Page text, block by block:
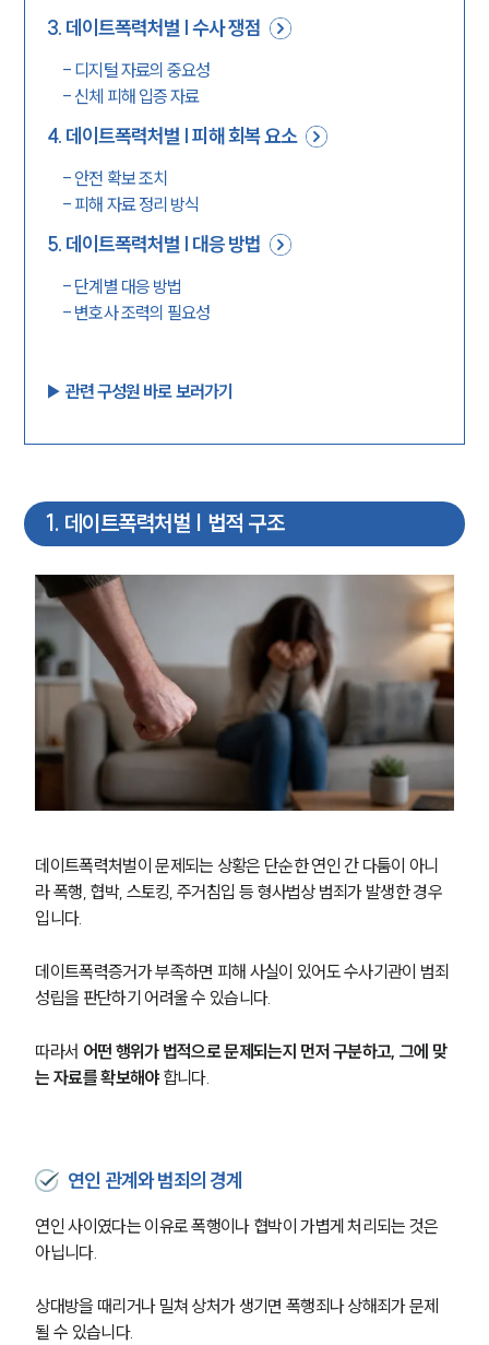
3. 데이트폭력처벌 | 수사 쟁점
- 디지털 자료의 중요성
-신체 피해 입증 자료
4. 데이트폭력처벌 | 피해 회복 요소
- 안전 확보 조치
- 피해 자료 정리 방식
5. 데이트폭력처벌 | 대응 방법
- 단계별 대응 방법
- 변호사 조력의 필요성
▶︎ 관련 구성원 바로 보러가기
1 . 데이트폭력처벌 | 법적 구조
데이트폭력처벌이 문제되는 상황은 단순한 연인 간 다툼이 아니
라 폭행, 협박, 스토킹, 주거침입 등 형사법상 범죄가 발생한 경우
입니다.
데이트폭력증거가 부족하면 피해 사실이 있어도 수사기관이 범죄
성립을 판단하기 어려울 수 있습니다.
따라서 어떤 행위가 법적으로 문제되는지 먼저 구분하고, 그에 맞
는 자료를 확보해야 합니다.
연인 관계와 범죄의 경계
연인 사이였다는 이유로 폭행이나 협박이 가볍게 처리되는 것은
아닙니다.
상대방을 때리거나 밀쳐 상처가 생기면 폭행죄나 상해죄가 문제
될 수 있습니다.